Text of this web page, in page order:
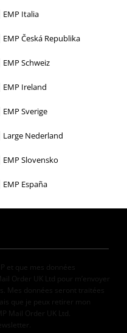
EMP Italia
EMP Česká Republika
EMP Schweiz
EMP Ireland
EMP Sverige
Large Nederland
EMP Slovensko
EMP España
& Collants
Chaussettes
Sous-vêtements
et que mes données
Order UK Ltd pour m’envoyer
Mes données seront traitées
sais que je peux retirer mon
Mail Order UK Ltd.